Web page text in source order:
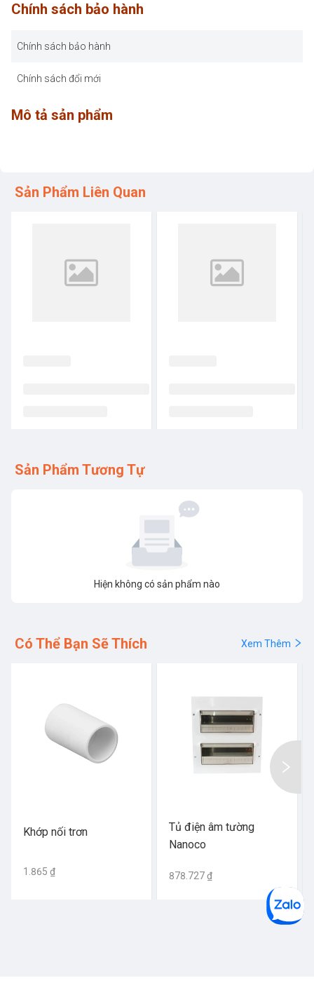
Chính sách bảo hành
Chính sách bảo hành
Chính sách đổi mới
Mô tả sản phẩm
Sản Phẩm Liên Quan
Sản Phẩm Tương Tự
Hiện không có sản phẩm nào
Có Thể Bạn Sẽ Thích Xem Thêm
Khớp nối trơn
1.865 ₫
Tủ điện âm tường
Nanoco
878.727 ₫